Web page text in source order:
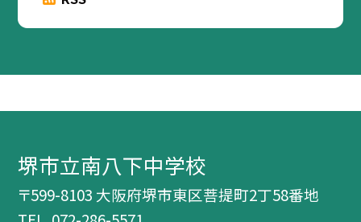
堺市立南八下中学校
〒599-8103 大阪府堺市東区菩提町2丁58番地